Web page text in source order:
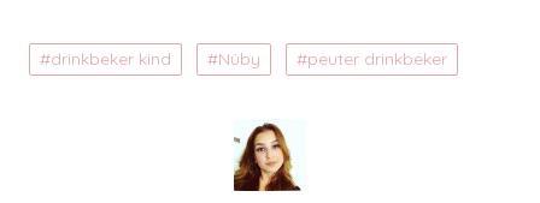
drinkbeker kind Nûby peuter drinkbeker